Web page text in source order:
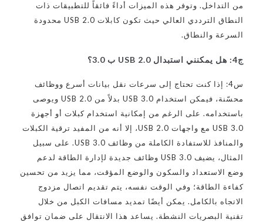
من التداخل. وتوفر هذه الميزات أداءً فائقاً للتطبيقات ذات
النطاق الترددي العالي حيث تكون كابلات USB 2.0 محدودة
السرعة والنطاق.
ج4: هل يمكنني استبدال USB 2.0 ب 3.0؟
س4: إذا كنت تحتاج إلى سرعات نقل بيانات أسرع ووظائف
محسّنة، فيمكن استخدام USB 3.0 بدلاً من USB 2.0 ويوصى
باستخدامه. على الرغم من إمكانية استخدام كبلات أو أجهزة
USB 3.0 مع واجهات USB 2.0، إلا أنه من المفيد ترقية الكبلات
والمنافذ للاستفادة الكاملة من وظائف USB 3.0. على سبيل
المثال، يضيف USB 3.0 وظائف جديدة لإدارة الطاقة لدعم
وضع الاستعداد والسكون والوضع المؤقت، مما يزيد من تحسين
كفاءة الطاقة؛ وفي الوقت نفسه، يتم تقديم اتصال مزدوج
الاتجاه بالكامل. يمكن أيضًا تمديد مسافات الكبل من خلال
تقنية البصريات النشطة. يساعد هذا الانتقال على ضمان توافق